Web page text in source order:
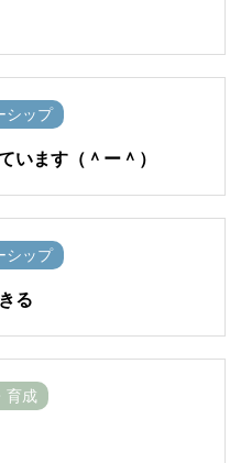
シップ
います（＾ー＾）
シップ
る
育成